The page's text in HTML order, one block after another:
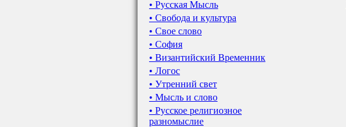
• Русская Мысль
• Свобода и культура
• Свое слово
• София
• Византийский Временник
• Логос
• Утренний свет
• Мысль и слово
• Русское религиозное
разномыслие